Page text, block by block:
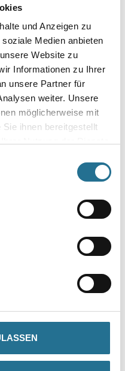
und Anzeigen zu
Medien anbieten
Website zu
Informationen zu Ihrer
unsere Partner für
weiter. Unsere
möglicherweise mit
ihnen bereitgestellt
Holzarten